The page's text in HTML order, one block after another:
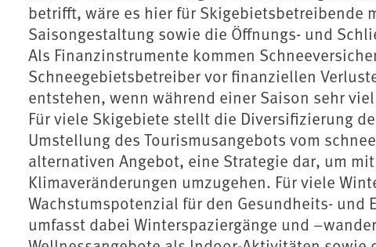
betrifft, wäre es hier für Skigebietsbetreibende
Saisongestaltung sowie die Öffnungs- und
Als Finanzinstrumente kommen
Schneegebietsbetreiber vor finanziellen
entstehen, wenn während einer Saison sehr
Für viele Skigebiete stellt die Diversifizierung
Umstellung des Tourismusangebots vom
alternativen Angebot, eine Strategie dar, um
Klimaveränderungen umzugehen. Für viele
Wachstumspotenzial für den Gesundheits- und
umfasst dabei Winterspaziergänge und